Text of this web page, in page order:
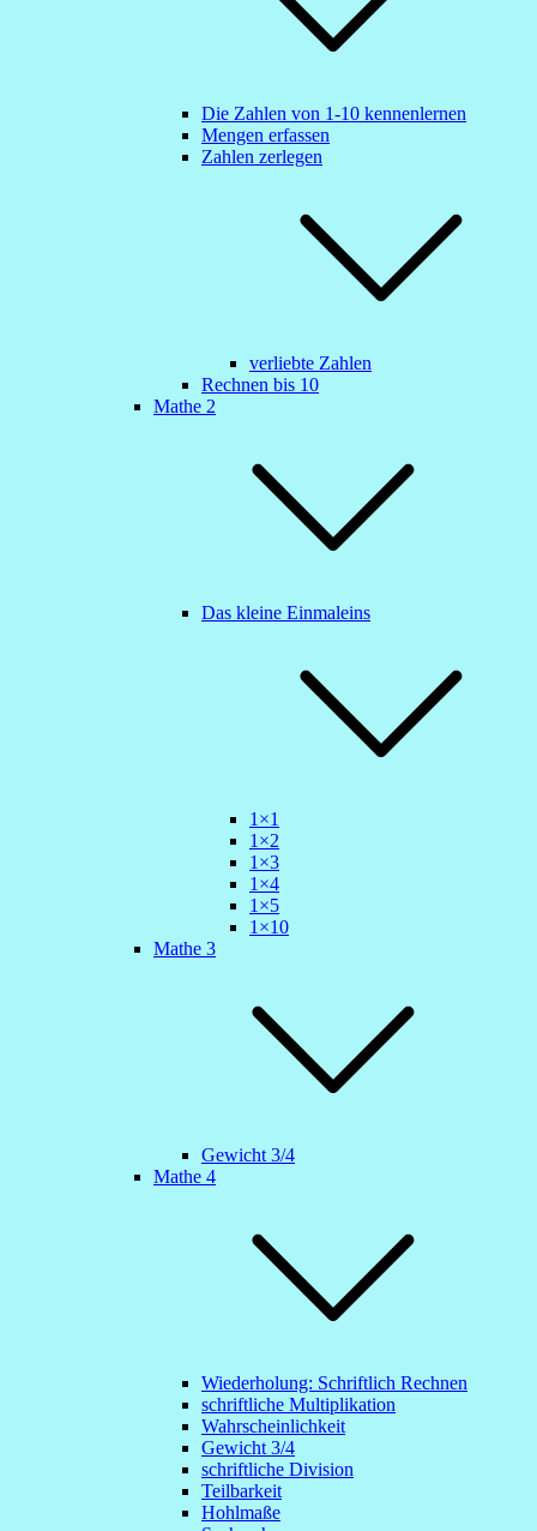
Die Zahlen von 1-10 kennenlernen
Mengen erfassen
Zahlen zerlegen
verliebte Zahlen
Rechnen bis 10
Mathe 2
Das kleine Einmaleins
1×1
1×2
1×3
1×4
1×5
1×10
Mathe 3
Gewicht 3/4
Mathe 4
Wiederholung: Schriftlich Rechnen
schriftliche Multiplikation
Wahrscheinlichkeit
Gewicht 3/4
schriftliche Division
Teilbarkeit
Hohlmaße